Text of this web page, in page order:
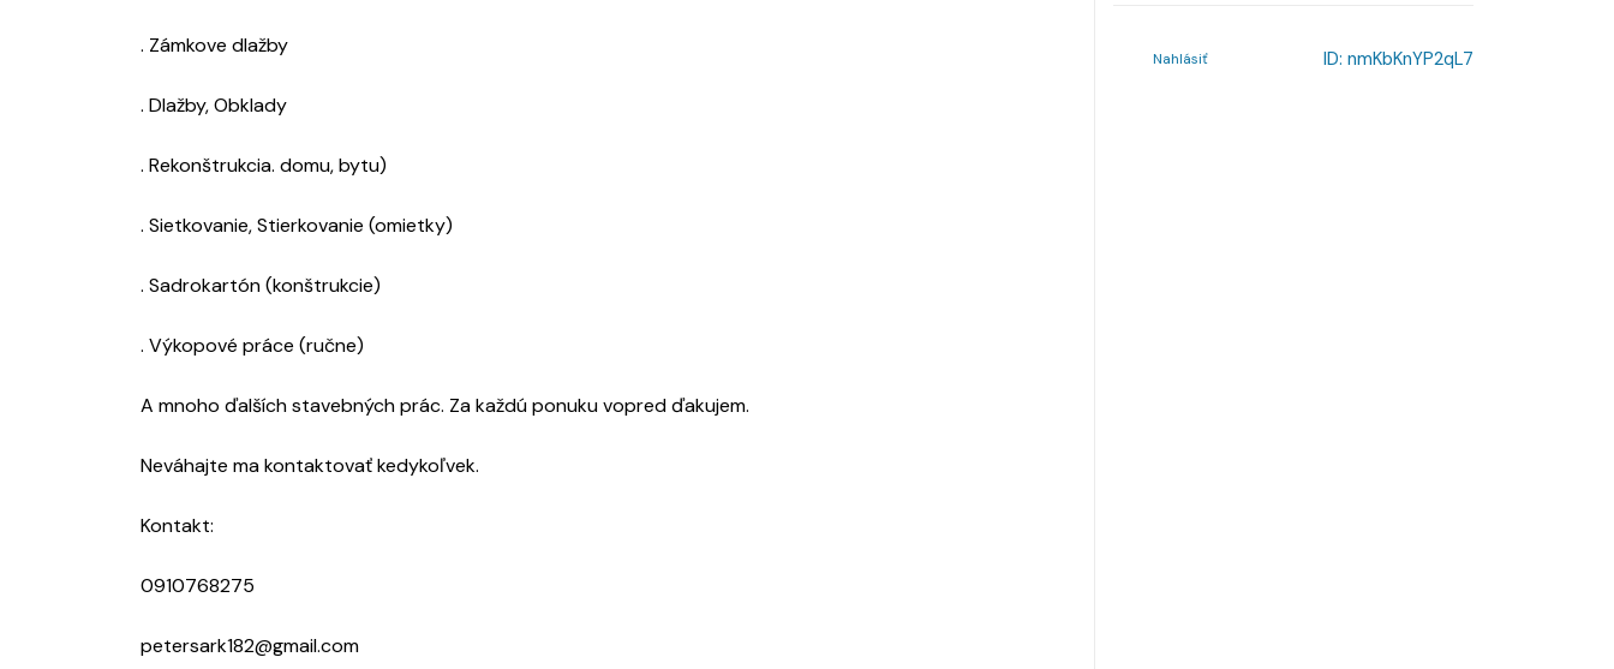
. Zámkove dlažby
. Dlažby, Obklady
. Rekonštrukcia. domu, bytu)
. Sietkovanie, Stierkovanie (omietky)
. Sadrokartón (konštrukcie)
. Výkopové práce (ručne)
A mnoho ďalších stavebných prác. Za každú ponuku vopred ďakujem.
Neváhajte ma kontaktovať kedykoľvek.
Kontakt:
0910768275
petersark182@gmail.com
Nahlásiť ID: nmKbKnYP2qL7